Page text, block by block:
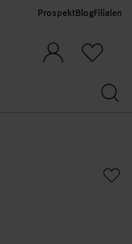
ProspektBlogFilialen